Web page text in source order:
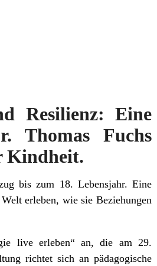
Resilienz: Eine
Thomas Fuchs
Kindheit.
bis zum 18. Lebensjahr. Eine
erleben, wie sie Beziehungen
live erleben“ an, die am 29.
richtet sich an pädagogische